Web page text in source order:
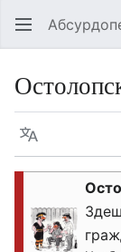
Язык